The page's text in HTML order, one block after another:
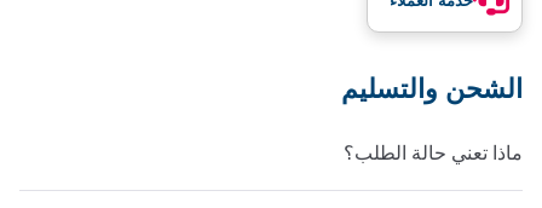
الشحن والتسليم
ماذا تعني حالة الطلب؟